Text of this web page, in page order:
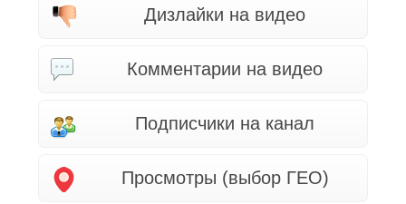
Дизлайки на видео
Комментарии на видео
Подписчики на канал
Просмотры (выбор ГЕО)